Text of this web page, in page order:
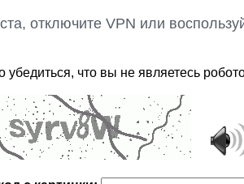
отключите VPN или
убедиться, что вы не являетесь